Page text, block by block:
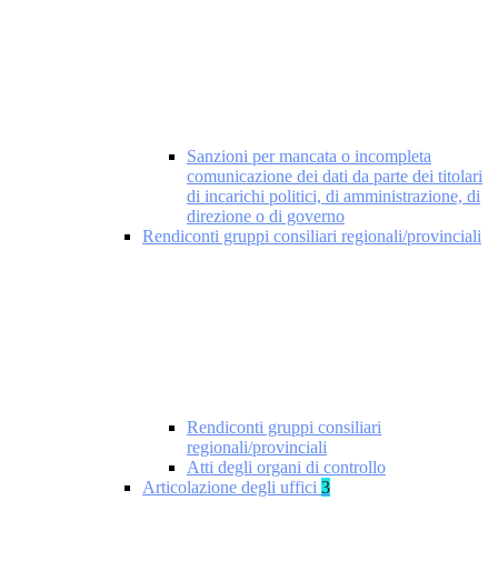
Sanzioni per mancata o incompleta
comunicazione dei dati da parte dei titolari
di incarichi politici, di amministrazione, di
direzione o di governo
Rendiconti gruppi consiliari regionali/provinciali
Rendiconti gruppi consiliari
regionali/provinciali
Atti degli organi di controllo
Articolazione degli uffici 3